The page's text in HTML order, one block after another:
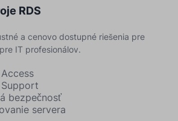
RDS
a cenovo dostupné riešenia pre
IT profesionálov.
Support
bezpečnosť
servera